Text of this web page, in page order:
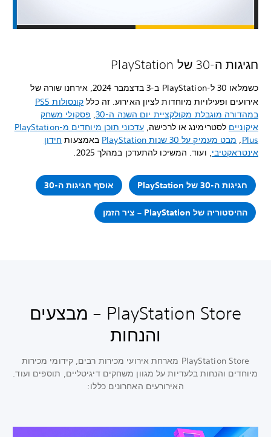
חגיגות ה-30 של PlayStation
כשמלאו 30 ל-PlayStation ב-3 בדצמבר 2024, אירחנו שורה של
אירועים ופעילויות מיוחדות לציון האירוע. זה כלל
קונסולות PS5
במהדורה מוגבלת מקולקציית יום השנה ה-30
, פסקולי משחק
איקוניים לסטרימינג או לרכישה,
עדכוני תוכן מיוחדים מ-PlayStation
Plus
, מבט מעמיק על 30 שנות PlayStation באמצעות חידון
אינטראקטיבי, ועוד. המשיכו להתעדכן במהלך 2025.
חגיגות ה-30 של ‏PlayStation אוסף חגיגות ה-30
ההיסטוריה של PlayStation – ציר הזמן
PlayStation Store – מבצעים
והנחות
PlayStation Store מארחת אירועי מכירות רבים, קידומי מכירות
מיוחדים והנחות בלעדיות על מגוון משחקים דיגיטליים, תוספים ועוד.
האירורעים האחרונים כללו: